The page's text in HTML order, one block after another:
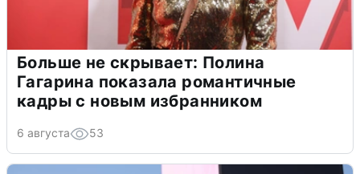
Больше не скрывает: Полина
Гагарина показала романтичные
кадры с новым избранником
6 августа 53